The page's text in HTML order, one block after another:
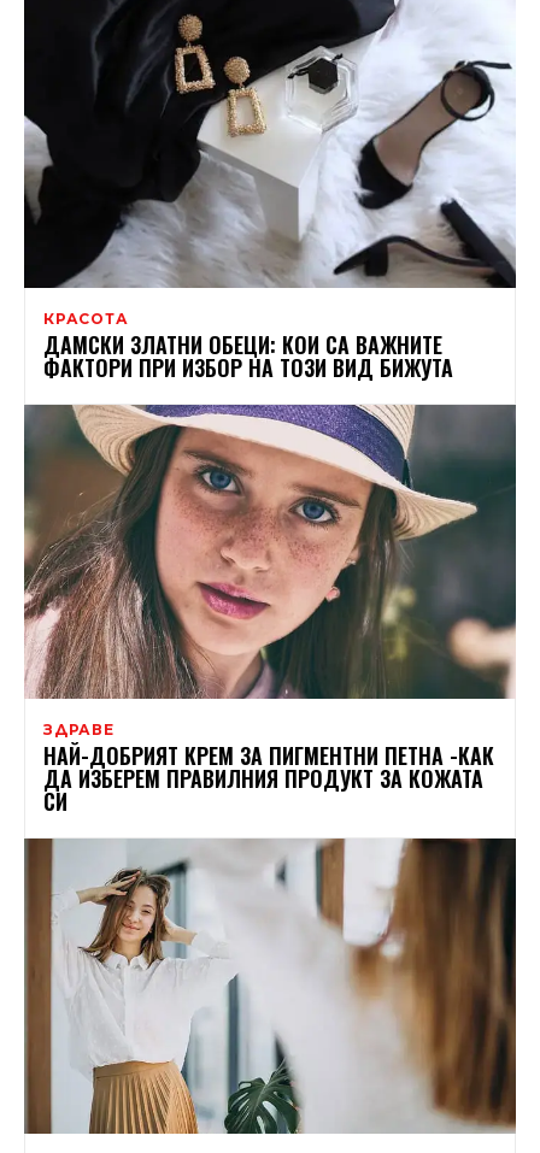
КРАСОТА
ДАМСКИ ЗЛАТНИ ОБЕЦИ: КОИ СА ВАЖНИТЕ
ФАКТОРИ ПРИ ИЗБОР НА ТОЗИ ВИД БИЖУТА
ЗДРАВЕ
НАЙ-ДОБРИЯТ КРЕМ ЗА ПИГМЕНТНИ ПЕТНА -КАК
ДА ИЗБЕРЕМ ПРАВИЛНИЯ ПРОДУКТ ЗА КОЖАТА
СИ